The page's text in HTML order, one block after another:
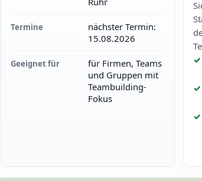
Termine
nächster Termin:
15.08.2026
Geeignet für
für Firmen, Teams
und Gruppen mit
Teambuilding-
Fokus